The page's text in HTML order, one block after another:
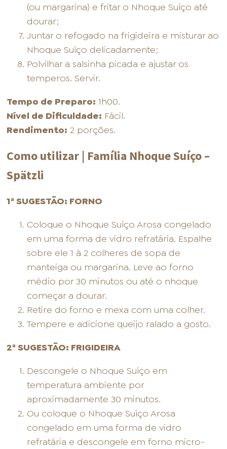
(ou margarina) e fritar o Nhoque Suíço até
dourar;
Juntar o refogado na frigideira e misturar ao
Nhoque Suíço delicadamente;
Polvilhar a salsinha picada e ajustar os
temperos. Servir.
Tempo de Preparo: 1h00.
Nível de Dificuldade: Fácil.
Rendimento: 2 porções.
Como utilizar | Família Nhoque Suíço –
Spätzli
1ª SUGESTÃO: FORNO
Coloque o Nhoque Suíço Arosa congelado
em uma forma de vidro refratária. Espalhe
sobre ele 1 à 2 colheres de sopa de
manteiga ou margarina. Leve ao forno
médio por 30 minutos ou até o nhoque
começar a dourar.
Retire do forno e mexa com uma colher.
Tempere e adicione queijo ralado a gosto.
2ª SUGESTÃO: FRIGIDEIRA
Descongele o Nhoque Suíço em
temperatura ambiente por
aproximadamente 30 minutos.
Ou coloque o Nhoque Suíço Arosa
congelado em uma forma de vidro
refratária e descongele em forno micro-